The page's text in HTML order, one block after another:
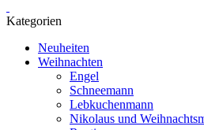
Kategorien
Neuheiten
Weihnachten
Engel
Schneemann
Lebkuchenmann
Nikolaus und